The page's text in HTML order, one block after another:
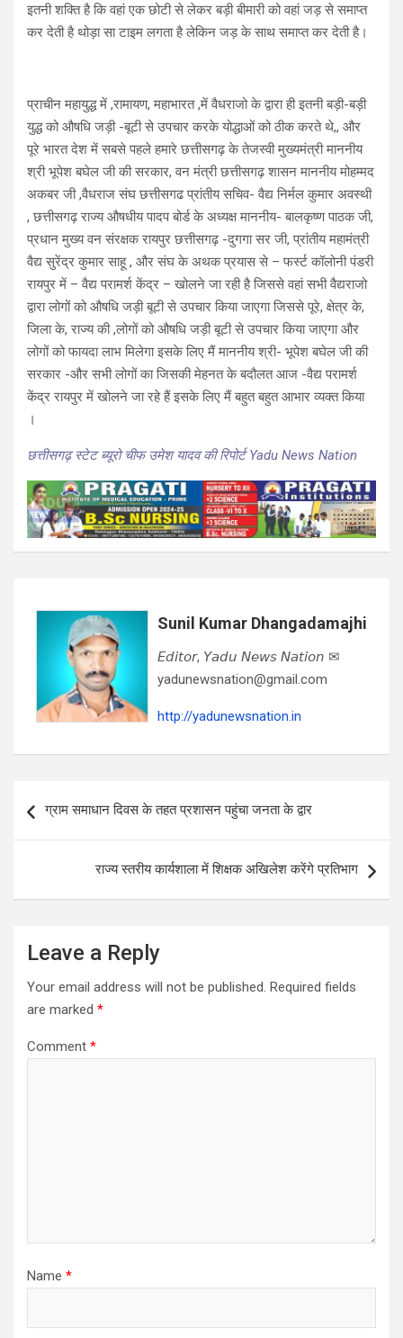
इतनी शक्ति है कि वहां एक छोटी से लेकर बड़ी बीमारी को वहां जड़ से समाप्त
कर देती है थोड़ा सा टाइम लगता है लेकिन जड़ के साथ समाप्त कर देती है।
प्राचीन महायुद्ध में ,रामायण, महाभारत ,में वैधराजो के द्वारा ही इतनी बड़ी-बड़ी
युद्ध को औषधि जड़ी -बूटी से उपचार करके योद्धाओं को ठीक करते थे,, और
पूरे भारत देश में सबसे पहले हमारे छत्तीसगढ़ के तेजस्वी मुख्यमंत्री माननीय
श्री भूपेश बघेल जी की सरकार, वन मंत्री छत्तीसगढ़ शासन माननीय मोहम्मद
अकबर जी ,वैधराज संघ छत्तीसगढ प्रांतीय सचिव- वैद्य निर्मल कुमार अवस्थी
, छत्तीसगढ़ राज्य औषधीय पादप बोर्ड के अध्यक्ष माननीय- बालकृष्ण पाठक जी,
प्रधान मुख्य वन संरक्षक रायपुर छत्तीसगढ़ -दुगगा सर जी, प्रांतीय महामंत्री
वैद्य सुरेंद्र कुमार साहू , और संघ के अथक प्रयास से – फर्स्ट कॉलोनी पंडरी
रायपुर में – वैद्य परामर्श केंद्र – खोलने जा रही है जिससे वहां सभी वैद्यराजो
द्वारा लोगों को औषधि जड़ी बूटी से उपचार किया जाएगा जिससे पूरे, क्षेत्र के,
जिला के, राज्य की ,लोगों को औषधि जड़ी बूटी से उपचार किया जाएगा और
लोगों को फायदा लाभ मिलेगा इसके लिए मैं माननीय श्री- भूपेश बघेल जी की
सरकार -और सभी लोगों का जिसकी मेहनत के बदौलत आज -वैद्य परामर्श
केंद्र रायपुर में खोलने जा रहे हैं इसके लिए मैं बहुत बहुत आभार व्यक्त किया
।
छत्तीसगढ़ स्टेट ब्यूरो चीफ उमेश यादव की रिपोर्ट Yadu News Nation
Sunil Kumar Dhangadamajhi
𝘌𝘥𝘪𝘵𝘰𝘳, 𝘠𝘢𝘥𝘶 𝘕𝘦𝘸𝘴 𝘕𝘢𝘵𝘪𝘰𝘯 ✉
yadunewsnation@gmail.com
http://yadunewsnation.in
navigation
ग्राम समाधान दिवस के तहत प्रशासन पहुंचा जनता के द्वार
राज्य स्तरीय कार्यशाला में शिक्षक अखिलेश करेंगे प्रतिभाग
Leave a Reply
Your email address will not be published. Required fields
are marked *
Comment *
Name *